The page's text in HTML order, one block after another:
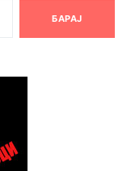
БАРАЈ